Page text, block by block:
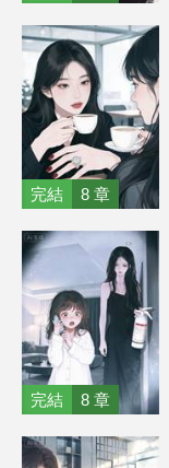
完結 8 章
完結 8 章